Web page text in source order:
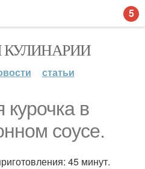
статьи
в
соусе.
45 минут.
5